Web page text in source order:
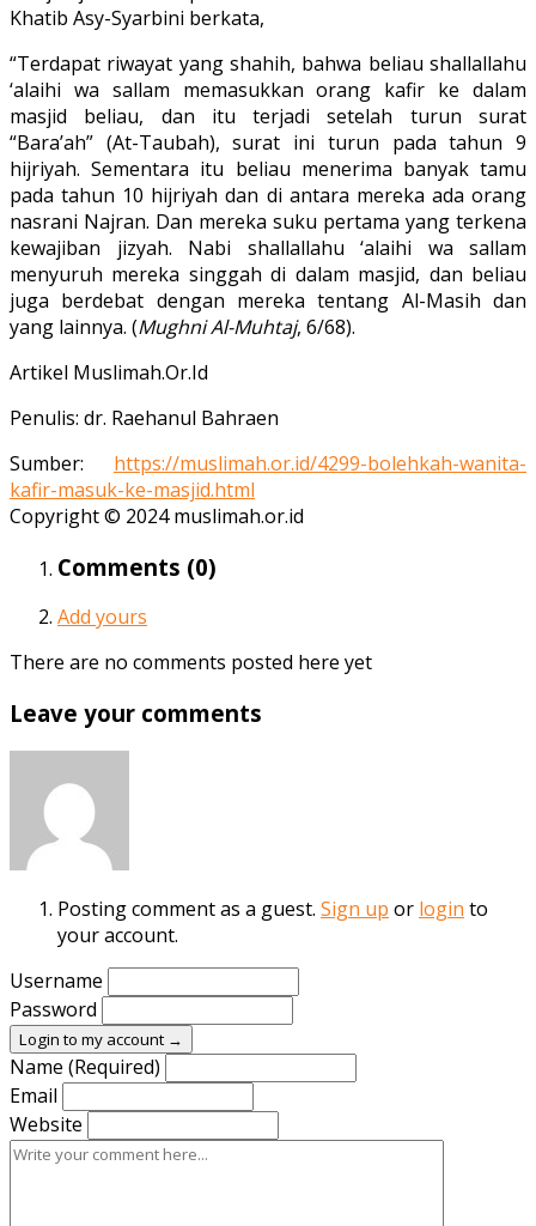
Khatib Asy-Syarbini berkata,
“Terdapat riwayat yang shahih, bahwa beliau shallallahu
‘alaihi wa sallam memasukkan orang kafir ke dalam
masjid beliau, dan itu terjadi setelah turun surat
“Bara’ah” (At-Taubah), surat ini turun pada tahun 9
hijriyah. Sementara itu beliau menerima banyak tamu
pada tahun 10 hijriyah dan di antara mereka ada orang
nasrani Najran. Dan mereka suku pertama yang terkena
kewajiban jizyah. Nabi shallallahu ‘alaihi wa sallam
menyuruh mereka singgah di dalam masjid, dan beliau
juga berdebat dengan mereka tentang Al-Masih dan
yang lainnya. (Mughni Al-Muhtaj, 6/68).
Artikel Muslimah.Or.Id
Penulis: dr. Raehanul Bahraen
Sumber: https://muslimah.or.id/4299-bolehkah-wanita-
kafir-masuk-ke-masjid.html
Copyright © 2024 muslimah.or.id
Comments (0)
Add yours
There are no comments posted here yet
Leave your comments
Posting comment as a guest. Sign up or login to
your account.
Username
Password
Login to my account →
Name (Required)
Email
Website